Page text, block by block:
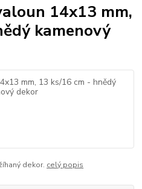
14x13 mm,
kamenový
dekor. celý popis